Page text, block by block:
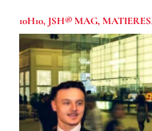
10H10, JSH® MAG,MATIERES